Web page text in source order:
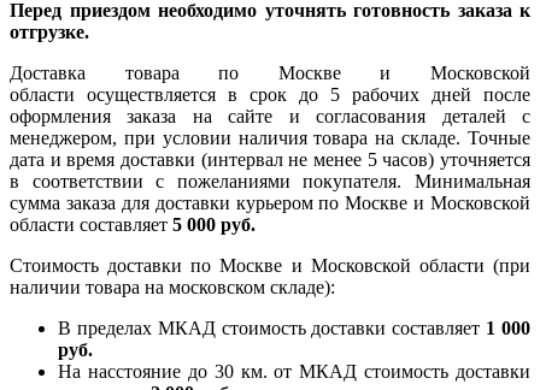
Перед приездом необходимо уточнять готовность заказа к
отгрузке.
Доставка товара по Москве и Московской
области осуществляется в срок до 5 рабочих дней после
оформления заказа на сайте и согласования деталей с
менеджером, при условии наличия товара на складе. Точные
дата и время доставки (интервал не менее 5 часов) уточняется
в соответствии с пожеланиями покупателя. Минимальная
сумма заказа для доставки курьером по Москве и Московской
области составляет 5 000 руб.
Стоимость доставки по Москве и Московской области (при
наличии товара на московском складе):
В пределах МКАД стоимость доставки составляет 1 000
руб.
На насcтояние до 30 км. от МКАД стоимость доставки